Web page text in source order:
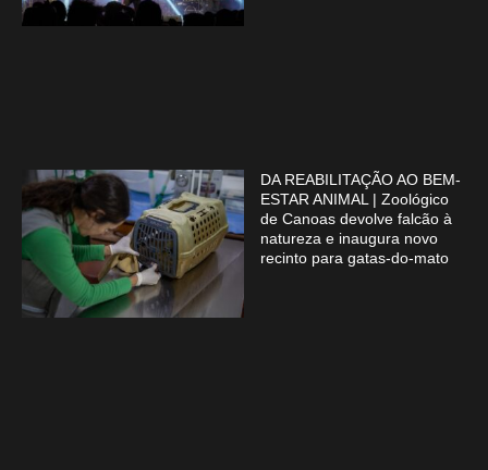
DA REABILITAÇÃO AO BEM-
ESTAR ANIMAL | Zoológico
de Canoas devolve falcão à
natureza e inaugura novo
recinto para gatas-do-mato